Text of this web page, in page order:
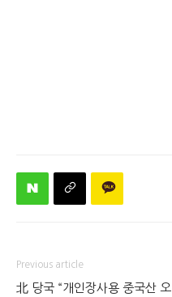
Previous article
北 당국 “개인장사용 중국산 오